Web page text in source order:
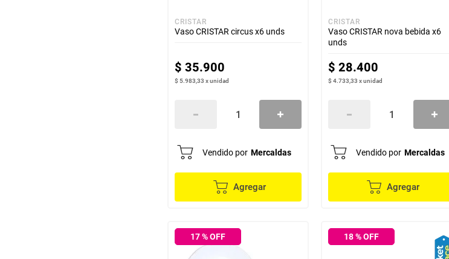
CRISTAR
Vaso CRISTAR circus x6 unds
$ 35.900
$ 5.983,33 xunidad
Vendido por Mercaldas
Agregar
CRISTAR
Vaso CRISTAR nova bebida x6
unds
$ 28.400
$ 4.733,33 xunidad
Vendido por Mercaldas
Agregar
17% OFF 18% OFF